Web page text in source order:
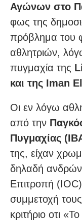
Αγώνων στο
φως της
πρόβλημα του
αθλητριών,
πυγμαχία της
και της Iman
Οι εν λόγω
από την
Πυγμαχίας
της, είχαν
δηλαδή
Επιτροπή
συμμετοχή
κριτήριο οτι